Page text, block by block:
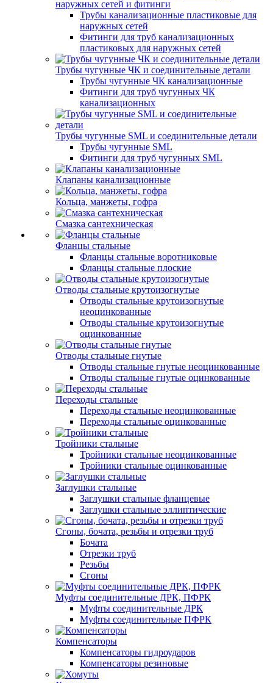
наружных сетей и фитинги
Трубы канализационные пластиковые для
наружных сетей
Фитинги для труб канализационных
пластиковых для наружных сетей
Трубы чугунные ЧК и соединительные детали
Трубы чугунные ЧК канализационные
Фитинги для труб чугунных ЧК
канализационных
Трубы чугунные SML и соединительные детали
Трубы чугунные SML
Фитинги для труб чугунных SML
Клапаны канализационные
Кольца, манжеты, гофра
Смазка сантехническая
Фланцы стальные
Фланцы стальные воротниковые
Фланцы стальные плоские
Отводы стальные крутоизогнутые
Отводы стальные крутоизогнутые
неоцинкованные
Отводы стальные крутоизогнутые
оцинкованные
Отводы стальные гнутые
Отводы стальные гнутые неоцинкованные
Отводы стальные гнутые оцинкованные
Переходы стальные
Переходы стальные неоцинкованные
Переходы стальные оцинкованные
Тройники стальные
Тройники стальные неоцинкованные
Тройники стальные оцинкованные
Заглушки стальные
Заглушки стальные фланцевые
Заглушки стальные эллиптические
Сгоны, бочата, резьбы и отрезки труб
Бочата
Отрезки труб
Резьбы
Сгоны
Муфты соединительные ДРК, ПФРК
Муфты соединительные ДРК
Муфты соединительные ПФРК
Компенсаторы
Компенсаторы гидроударов
Компенсаторы резиновые